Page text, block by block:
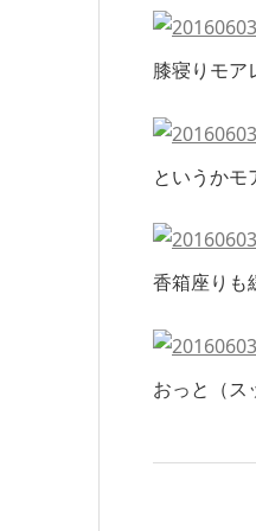
膝寝りモア
というかモ
香箱座りも
おっと（ス